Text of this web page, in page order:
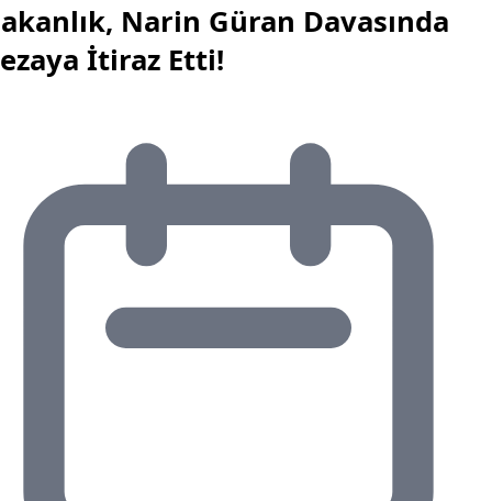
Narin Güran Davasında
İtiraz Etti!